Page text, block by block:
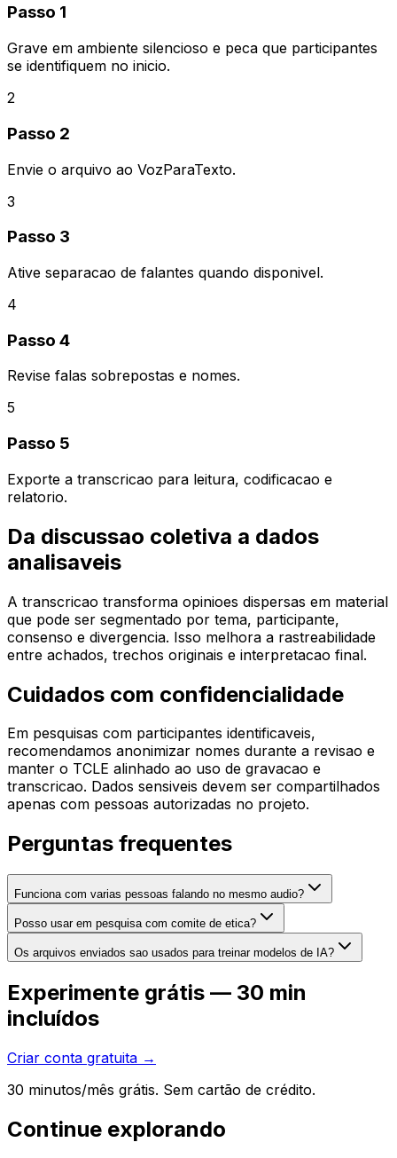
Passo 1
Grave em ambiente silencioso e peca que participantes
se identifiquem no inicio.
2
Passo 2
Envie o arquivo ao VozParaTexto.
3
Passo 3
Ative separacao de falantes quando disponivel.
4
Passo 4
Revise falas sobrepostas e nomes.
5
Passo 5
Exporte a transcricao para leitura, codificacao e
relatorio.
Da discussao coletiva a dados
analisaveis
A transcricao transforma opinioes dispersas em material
que pode ser segmentado por tema, participante,
consenso e divergencia. Isso melhora a rastreabilidade
entre achados, trechos originais e interpretacao final.
Cuidados com confidencialidade
Em pesquisas com participantes identificaveis,
recomendamos anonimizar nomes durante a revisao e
manter o TCLE alinhado ao uso de gravacao e
transcricao. Dados sensiveis devem ser compartilhados
apenas com pessoas autorizadas no projeto.
Perguntas frequentes
Funciona com varias pessoas falando no mesmo audio?
Posso usar em pesquisa com comite de etica?
Os arquivos enviados sao usados para treinar modelos de IA?
Experimente grátis — 30 min
incluídos
Criar conta gratuita →
30 minutos/mês grátis. Sem cartão de crédito.
Continue explorando